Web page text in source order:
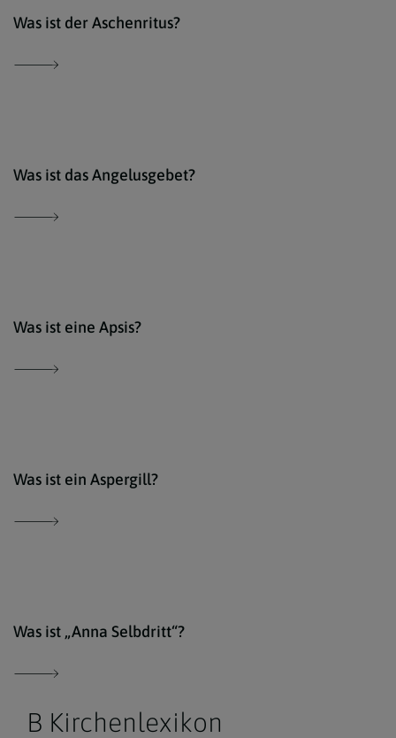
Was ist der Aschenritus?
Was ist das Angelusgebet?
Was ist eine Apsis?
Was ist ein Aspergill?
Was ist „Anna Selbdritt“?
B Kirchenlexikon